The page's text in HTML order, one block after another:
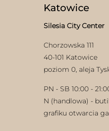
Katowice
Silesia City Center
Chorzowska 111
40-101 Katowice
poziom 0, aleja
PN - SB 10:00 -
N (handlowa) -
grafiku otwarcia